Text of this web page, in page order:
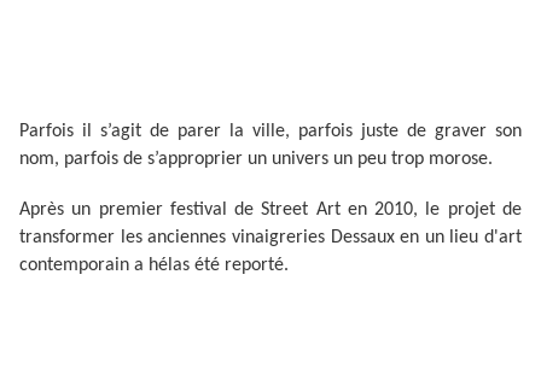
Parfois il s’agit de parer la ville, parfois juste de graver son
nom, parfois de s’approprier un univers un peu trop morose.
Après un premier festival de Street Art en 2010, le projet de
transformer les anciennes vinaigreries Dessaux en un lieu d'art
contemporain a hélas été reporté.